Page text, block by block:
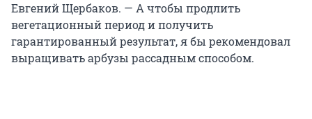
Евгений Щербаков. — А чтобы продлить
вегетационный период и получить
гарантированный результат, я бы рекомендовал
выращивать арбузы рассадным способом.